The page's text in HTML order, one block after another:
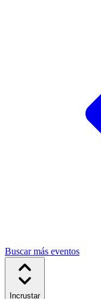
Buscar más eventos
Incrustar